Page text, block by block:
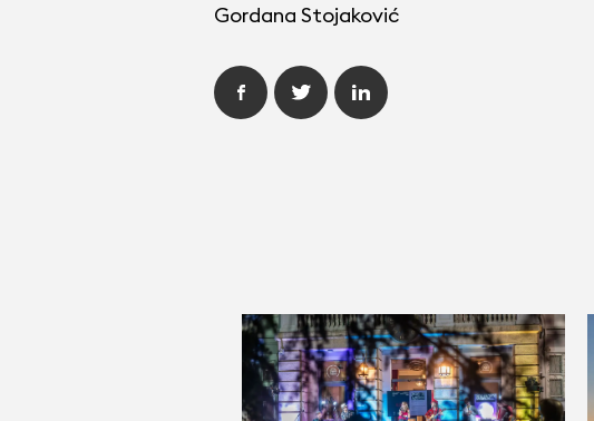
Gordana Stojaković